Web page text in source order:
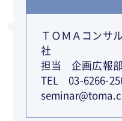
ＴＯＭＡコンサ
社
担当 企画広報部
TEL 03-6266-